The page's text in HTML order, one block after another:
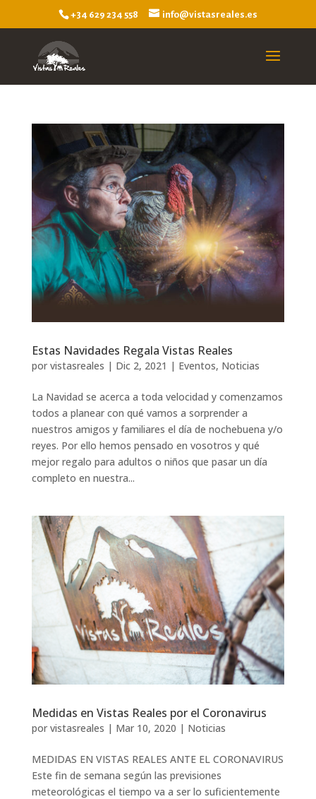
+34 629 234 558 info@vistasreales.es
Estas Navidades Regala Vistas Reales
por vistasreales | Dic 2, 2021 | Eventos, Noticias
La Navidad se acerca a toda velocidad y comenzamos
todos a planear con qué vamos a sorprender a
nuestros amigos y familiares el día de nochebuena y/o
reyes. Por ello hemos pensado en vosotros y qué
mejor regalo para adultos o niños que pasar un día
completo en nuestra...
Medidas en Vistas Reales por el Coronavirus
por vistasreales | Mar 10, 2020 | Noticias
MEDIDAS EN VISTAS REALES ANTE EL CORONAVIRUS
Este fin de semana según las previsiones
meteorológicas el tiempo va a ser lo suficientemente